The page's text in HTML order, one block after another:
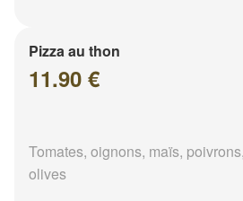
Pizza au thon
11.90 €
Tomates, oignons, maïs,
olives